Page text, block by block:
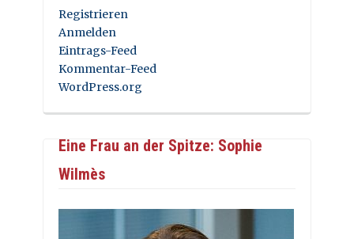
Registrieren
Anmelden
Eintrags-Feed
Kommentar-Feed
WordPress.org
Eine Frau an der Spitze: Sophie
Wilmès